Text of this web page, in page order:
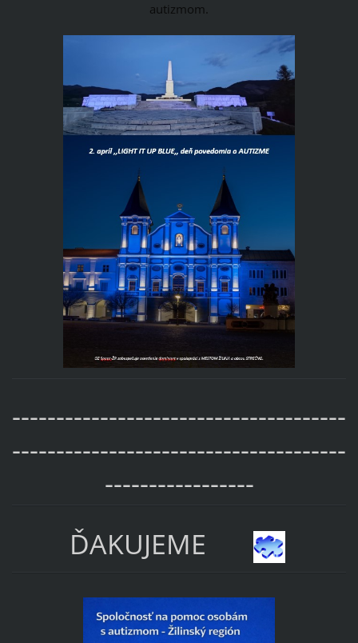
autizmom.
--------------------------------------
--------------------------------------
-----------------
ĎAKUJEME